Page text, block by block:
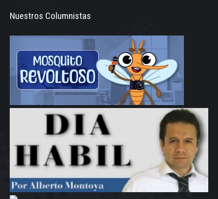
Nuestros Columnistas